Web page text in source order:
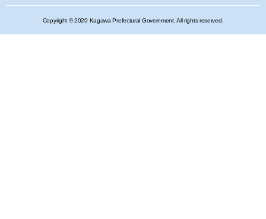
Copyright © 2020 Kagawa Prefectural Government. All rights reserved.